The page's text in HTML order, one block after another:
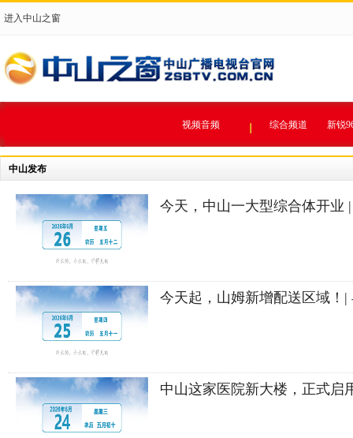
进入中山之窗
视频音频 综合频道 新锐
中山发布
今天，中山一大型综合体开业
今天起，山姆新增配送区域！|
中山这家医院新大楼，正式启